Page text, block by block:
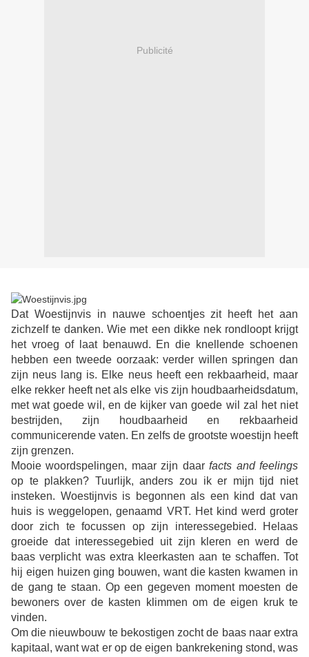
Publicité
Dat Woestijnvis in nauwe schoentjes zit heeft het aan
zichzelf te danken. Wie met een dikke nek rondloopt krijgt
het vroeg of laat benauwd. En die knellende schoenen
hebben een tweede oorzaak: verder willen springen dan
zijn neus lang is. Elke neus heeft een rekbaarheid, maar
elke rekker heeft net als elke vis zijn houdbaarheidsdatum,
met wat goede wil, en de kijker van goede wil zal het niet
bestrijden, zijn houdbaarheid en rekbaarheid
communicerende vaten. En zelfs de grootste woestijn heeft
zijn grenzen.
Mooie woordspelingen, maar zijn daarfacts and feelings
op te plakken? Tuurlijk, anders zou ik er mijn tijd niet
insteken. Woestijnvis is begonnen als een kind dat van
huis is weggelopen, genaamd VRT. Het kind werd groter
door zich te focussen op zijn interessegebied. Helaas
groeide dat interessegebied uit zijn kleren en werd de
baas verplicht was extra kleerkasten aan te schaffen. Tot
hij eigen huizen ging bouwen, want die kasten kwamen in
de gang te staan. Op een gegeven moment moesten de
bewoners over de kasten klimmen om de eigen kruk te
vinden.
Om die nieuwbouw te bekostigen zocht de baas naar extra
kapitaal, want wat er op de eigen bankrekening stond, was